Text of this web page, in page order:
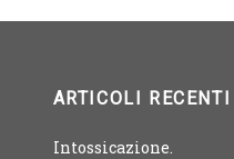
ARTICOLI RECENTI
Intossicazione.